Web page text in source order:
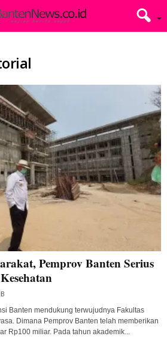
Pemprov Banten Serius
Banten mendukung terwujudnya Fakultas
Dimana Pemprov Banten telah memberikan
Rp100 miliar. Pada tahun akademik...